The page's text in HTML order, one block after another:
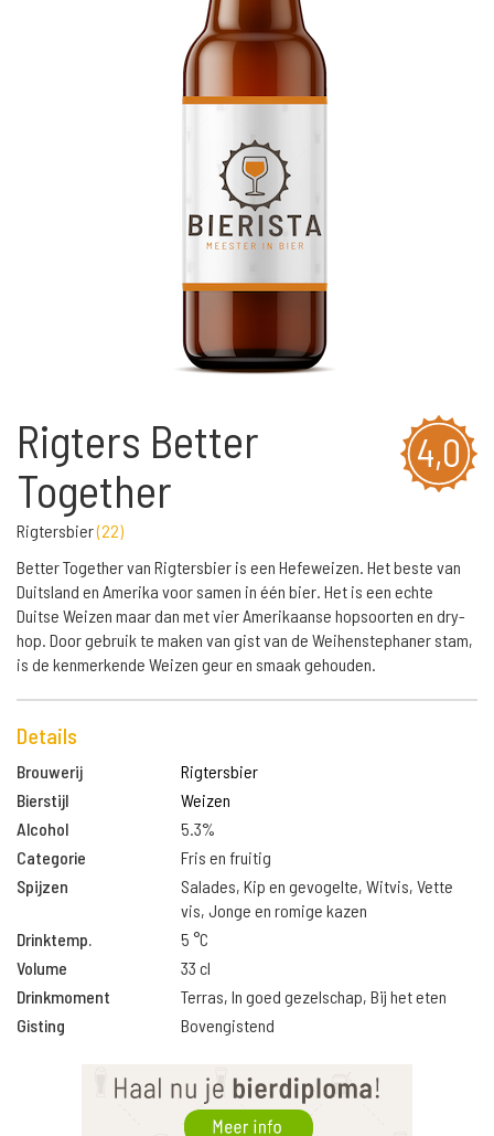
4,0
Rigters Better
Together
Rigtersbier(22)
Better Together van Rigtersbier is een Hefeweizen. Het beste van
Duitsland en Amerika voor samen in één bier. Het is een echte
Duitse Weizen maar dan met vier Amerikaanse hopsoorten en dry-
hop. Door gebruik te maken van gist van de Weihenstephaner stam,
is de kenmerkende Weizen geur en smaak gehouden.
Details
Brouwerij
Rigtersbier
Bierstijl
Weizen
Alcohol
5.3%
Categorie
Fris en fruitig
Spijzen
Salades, Kip en gevogelte, Witvis, Vette
vis, Jonge en romige kazen
Drinktemp.
5 °C
Volume
33 cl
Drinkmoment
Terras, In goed gezelschap, Bij het eten
Gisting
Bovengistend